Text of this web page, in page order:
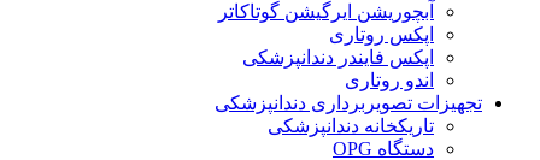
آبچوریشن ایرگیشن گوتاکاتر
اپکس روتاری
اپکس فایندر دندانپزشکی
اندو روتاری
تجهیزات تصویربرداری دندانپزشکی
تاریکخانه دندانپزشکی
دستگاه OPG